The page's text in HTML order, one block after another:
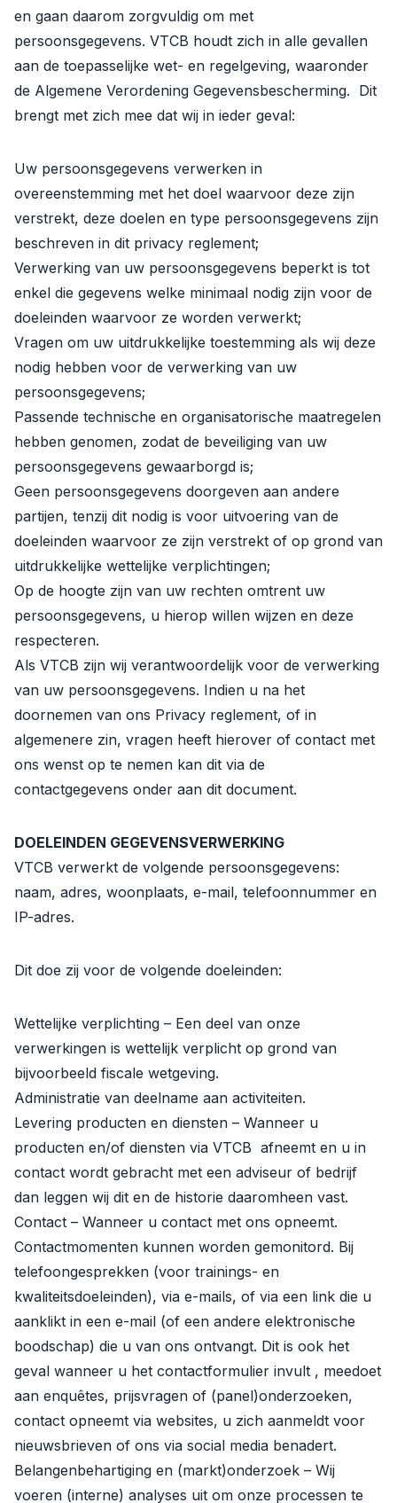
en gaan daarom zorgvuldig om met
persoonsgegevens. VTCB houdt zich in alle gevallen
aan de toepasselijke wet- en regelgeving, waaronder
de Algemene Verordening Gegevensbescherming. Dit
brengt met zich mee dat wij in ieder geval:
Uw persoonsgegevens verwerken in
overeenstemming met het doel waarvoor deze zijn
verstrekt, deze doelen en type persoonsgegevens zijn
beschreven in dit privacy reglement;
Verwerking van uw persoonsgegevens beperkt is tot
enkel die gegevens welke minimaal nodig zijn voor de
doeleinden waarvoor ze worden verwerkt;
Vragen om uw uitdrukkelijke toestemming als wij deze
nodig hebben voor de verwerking van uw
persoonsgegevens;
Passende technische en organisatorische maatregelen
hebben genomen, zodat de beveiliging van uw
persoonsgegevens gewaarborgd is;
Geen persoonsgegevens doorgeven aan andere
partijen, tenzij dit nodig is voor uitvoering van de
doeleinden waarvoor ze zijn verstrekt of op grond van
uitdrukkelijke wettelijke verplichtingen;
Op de hoogte zijn van uw rechten omtrent uw
persoonsgegevens, u hierop willen wijzen en deze
respecteren.
Als VTCB zijn wij verantwoordelijk voor de verwerking
van uw persoonsgegevens. Indien u na het
doornemen van ons Privacy reglement, of in
algemenere zin, vragen heeft hierover of contact met
ons wenst op te nemen kan dit via de
contactgegevens onder aan dit document.
DOELEINDEN GEGEVENSVERWERKING
VTCB verwerkt de volgende persoonsgegevens:
naam, adres, woonplaats, e-mail, telefoonnummer en
IP-adres.
Dit doe zij voor de volgende doeleinden:
Wettelijke verplichting – Een deel van onze
verwerkingen is wettelijk verplicht op grond van
bijvoorbeeld fiscale wetgeving.
Administratie van deelname aan activiteiten.
Levering producten en diensten – Wanneer u
producten en/of diensten via VTCB afneemt en u in
contact wordt gebracht met een adviseur of bedrijf
dan leggen wij dit en de historie daaromheen vast.
Contact – Wanneer u contact met ons opneemt.
Contactmomenten kunnen worden gemonitord. Bij
telefoongesprekken (voor trainings- en
kwaliteitsdoeleinden), via e-mails, of via een link die u
aanklikt in een e-mail (of een andere elektronische
boodschap) die u van ons ontvangt. Dit is ook het
geval wanneer u het contactformulier invult , meedoet
aan enquêtes, prijsvragen of (panel)onderzoeken,
contact opneemt via websites, u zich aanmeldt voor
nieuwsbrieven of ons via social media benadert.
Belangenbehartiging en (markt)onderzoek – Wij
voeren (interne) analyses uit om onze processen te